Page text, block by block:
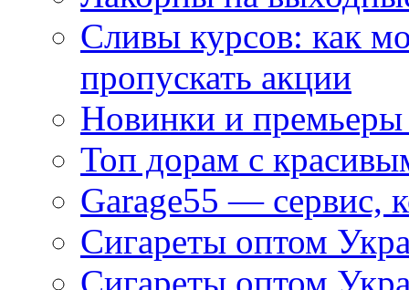
Сливы курсов: как
пропускать акции
Новинки и
Топ дорам с
Garage55 — сервис,
Сигареты оптом